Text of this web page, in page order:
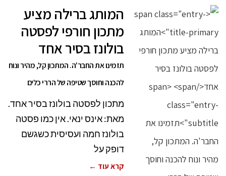
המותג ברילה מציע
מתכון חורפי לפסטה
בולונז בסיר אחד
תזמינו את החבר'ה. המתכון קל, מהיר ונוח
להכנה וחוסך שטיפה של הררי כלים
מתכון לפסטה בולונז בסיר אחד.
מאת: אינס ינאי. אין כמו פסטה
בולונז חמה ועסיסית כשגשם
דופק על
קרא עוד ←